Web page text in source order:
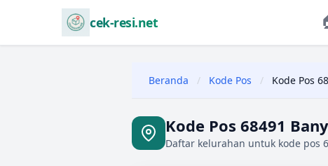
cek-resi.net
Beranda / Kode Pos / Kode Pos
Kode Pos 68491
Daftar kelurahan untuk kode pos